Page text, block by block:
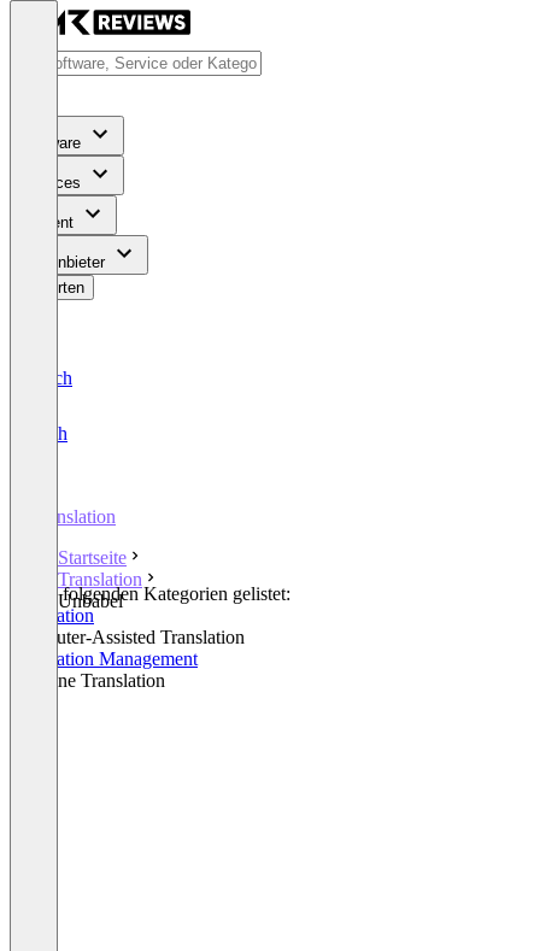
Software
Services
Content
Für Anbieter
Bewerten
Deutsch
English
Translation
Startseite
Translation
Unbabel
In den folgenden Kategorien gelistet:
Translation
Computer-Assisted Translation
Translation Management
Machine Translation